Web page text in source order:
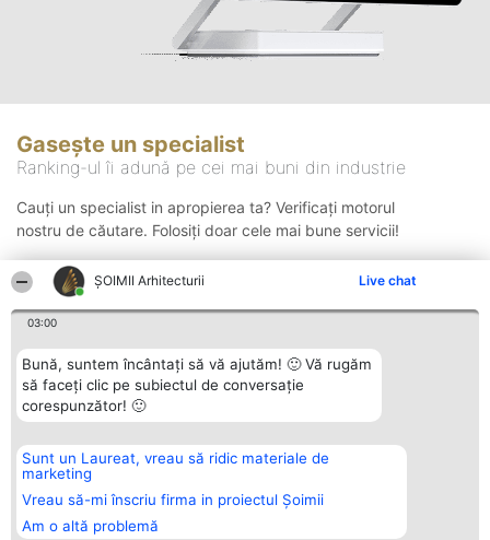
ȘOIMII Arhitecturii Live chat
03:00
Bună, suntem încântați să vă ajutăm! 🙂 Vă rugăm
să faceți clic pe subiectul de conversație
corespunzător! 🙂
Sunt un Laureat, vreau să ridic materiale de
marketing
Vreau să-mi înscriu firma in proiectul Șoimii
Am o altă problemă
Gasește un specialist
Ranking-ul îi adună pe cei mai buni din industrie
Cauți un specialist in apropierea ta? Verificați motorul
nostru de căutare. Folosiți doar cele mai bune servicii!
Organizator Ranking
BRIGHT SOLUTIONS BR SRL
Aleea Timisul De Sus 2 Bl. A30
Sc. A Et. 4 Ap. 13 Cod 061952
București
Plebiscyt
Lista Tuturor
Laureaților
Contact